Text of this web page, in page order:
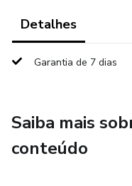
E você fica se
estrutura digital está
Sem saber isso, você
Detalhes
Garantia de 7 dias
Saiba mais
conteúdo